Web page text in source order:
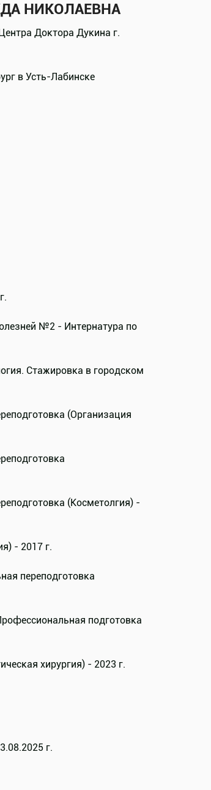
НИКОЛАЕВНА
Доктора Дукина г.
в Усть-Лабинске
№2 - Интернатура по
Стажировка в городском
(Организация
(Косметолгия) -
- 2017 г.
переподготовка
подготовка
хирургия) - 2023 г.
г.